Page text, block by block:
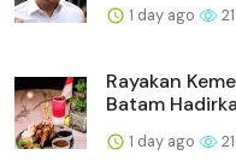
1 day ago 21
Rayakan
Batam
1 day ago 21